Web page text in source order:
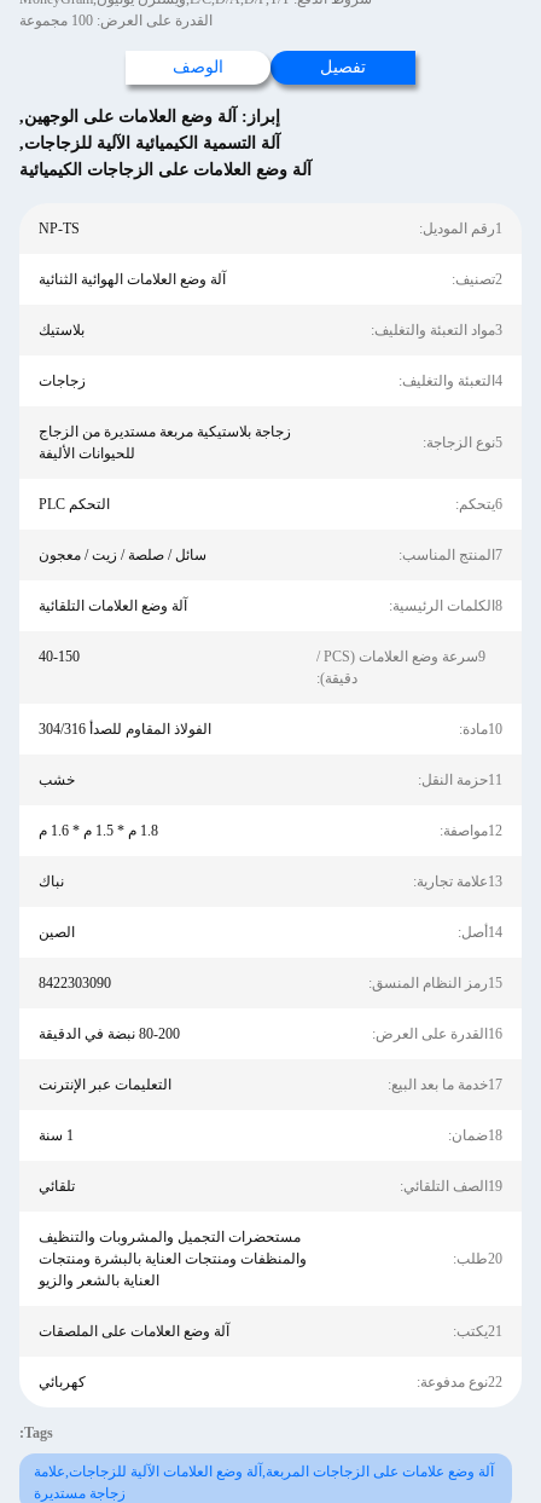
القدرة على العرض: 100 مجموعة
تفصيل الوصف
إبراز: آلة وضع العلامات على الوجهين,
آلة التسمية الكيميائية الآلية للزجاجات,
آلة وضع العلامات على الزجاجات الكيميائية
1رقم الموديل: NP-TS
2تصنيف: آلة وضع العلامات الهوائية الثنائية
3مواد التعبئة والتغليف: بلاستيك
4التعبئة والتغليف: زجاجات
5نوع الزجاجة:
زجاجة بلاستيكية مربعة مستديرة من الزجاج
للحيوانات الأليفة
6يتحكم: التحكم PLC
7المنتج المناسب: سائل / صلصة / زيت / معجون
8الكلمات الرئيسية: آلة وضع العلامات التلقائية
9سرعة وضع العلامات (PCS /
دقيقة):
40-150
10مادة: الفولاذ المقاوم للصدأ 304/316
11حزمة النقل: خشب
12مواصفة: 1.8 م * 1.5 م * 1.6 م
13علامة تجارية: نباك
14أصل: الصين
15رمز النظام المنسق: 8422303090
16القدرة على العرض: 80-200 نبضة في الدقيقة
17خدمة ما بعد البيع: التعليمات عبر الإنترنت
18ضمان: 1 سنة
19الصف التلقائي: تلقائي
20طلب:
مستحضرات التجميل والمشروبات والتنظيف
والمنظفات ومنتجات العناية بالبشرة ومنتجات
العناية بالشعر والزيو
21يكتب: آلة وضع العلامات على الملصقات
22نوع مدفوعة: كهربائي
Tags:
آلة وضع علامات على الزجاجات المربعة,آلة وضع العلامات الآلية للزجاجات,علامة
زجاجة مستديرة